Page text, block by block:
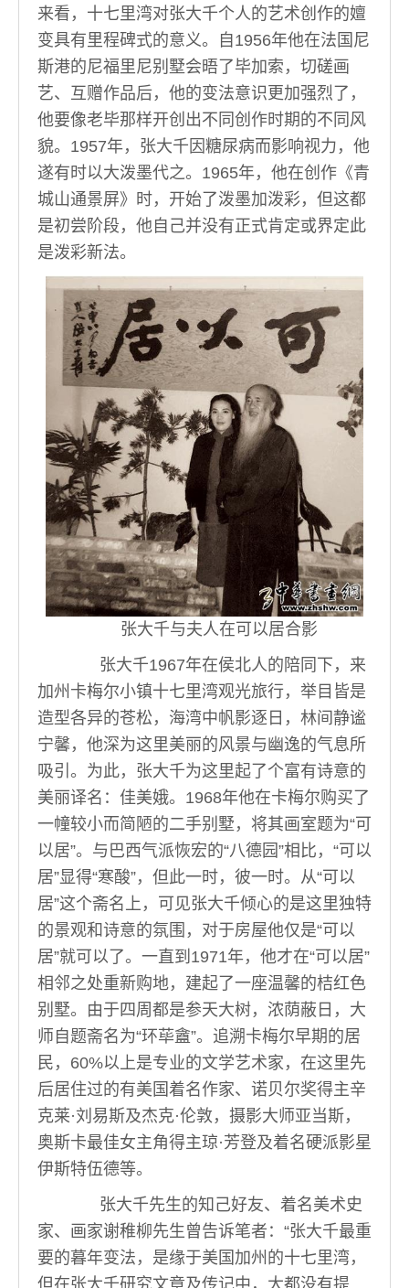
来看，十七里湾对张大千个人的艺术创作的嬗
变具有里程碑式的意义。自1956年他在法国尼
斯港的尼福里尼别墅会晤了毕加索，切磋画
艺、互赠作品后，他的变法意识更加强烈了，
他要像老毕那样开创出不同创作时期的不同风
貌。1957年，张大千因糖尿病而影响视力，他
遂有时以大泼墨代之。1965年，他在创作《青
城山通景屏》时，开始了泼墨加泼彩，但这都
是初尝阶段，他自己并没有正式肯定或界定此
是泼彩新法。
张大千与夫人在可以居合影
张大千1967年在侯北人的陪同下，来
加州卡梅尔小镇十七里湾观光旅行，举目皆是
造型各异的苍松，海湾中帆影逐日，林间静谧
宁馨，他深为这里美丽的风景与幽逸的气息所
吸引。为此，张大千为这里起了个富有诗意的
美丽译名：佳美娥。1968年他在卡梅尔购买了
一幢较小而简陋的二手别墅，将其画室题为“可
以居”。与巴西气派恢宏的“八德园”相比，“可以
居”显得“寒酸”，但此一时，彼一时。从“可以
居”这个斋名上，可见张大千倾心的是这里独特
的景观和诗意的氛围，对于房屋他仅是“可以
居”就可以了。一直到1971年，他才在“可以居”
相邻之处重新购地，建起了一座温馨的桔红色
别墅。由于四周都是参天大树，浓荫蔽日，大
师自题斋名为“环荜盦”。追溯卡梅尔早期的居
民，60%以上是专业的文学艺术家，在这里先
后居住过的有美国着名作家、诺贝尔奖得主辛
克莱·刘易斯及杰克·伦敦，摄影大师亚当斯，
奥斯卡最佳女主角得主琼·芳登及着名硬派影星
伊斯特伍德等。
张大千先生的知己好友、着名美术史
家、画家谢稚柳先生曾告诉笔者：“张大千最重
要的暮年变法，是缘于美国加州的十七里湾，